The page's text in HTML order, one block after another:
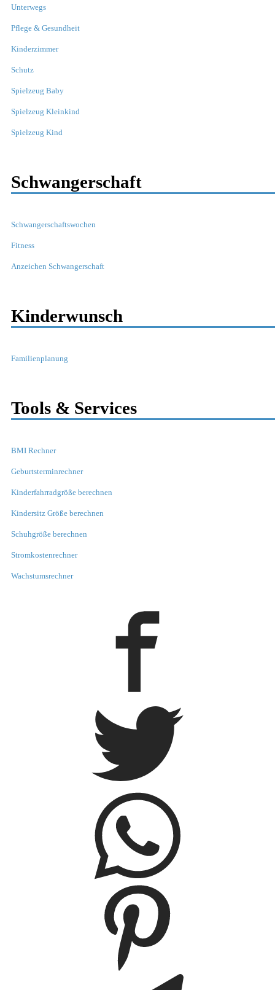
Unterwegs
Pflege & Gesundheit
Kinderzimmer
Schutz
Spielzeug Baby
Spielzeug Kleinkind
Spielzeug Kind
Schwangerschaft
Schwangerschaftswochen
Fitness
Anzeichen Schwangerschaft
Kinderwunsch
Familienplanung
Tools & Services
BMI Rechner
Geburtsterminrechner
Kinderfahrradgröße berechnen
Kindersitz Größe berechnen
Schuhgröße berechnen
Stromkostenrechner
Wachstumsrechner